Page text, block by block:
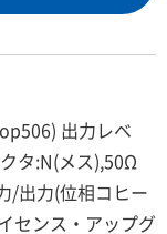
出力レベ
タ:N(メス),50Ω
/出力(位相コヒー
センス・アップグ